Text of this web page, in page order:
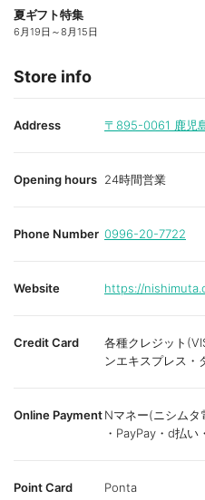
夏ギフト特集
6月19日 ～8月15日
Store info
Address 〒895-0061 鹿児
Opening hours 24時間営業
Phone Number 0996-20-7722
Website https://
Credit Card
各種クレジット
ンエキスプレス・
Online PaymentNマネー(ニシムタ
・PayPay・d払
Point Card Ponta